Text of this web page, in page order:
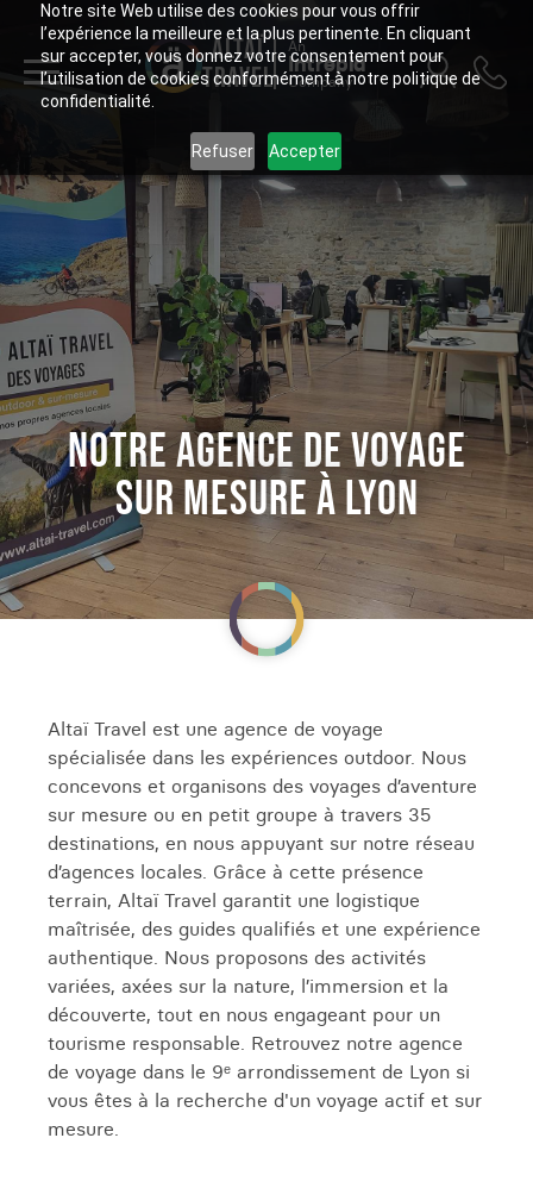
Notre site Web utilise des cookies pour vous offrir
l’expérience la meilleure et la plus pertinente. En cliquant
sur accepter, vous donnez votre consentement pour
l’utilisation de cookies conformément à notre politique de
confidentialité.
Refuser Accepter
ALTAÏ
TRAVEL
An
Intrepid
Company
NOTRE AGENCE DE VOYAGE
SUR MESURE À LYON
Altaï Travel est une agence de voyage
spécialisée dans les expériences outdoor. Nous
concevons et organisons des voyages d’aventure
sur mesure ou en petit groupe à travers 35
destinations, en nous appuyant sur notre réseau
d’agences locales. Grâce à cette présence
terrain, Altaï Travel garantit une logistique
maîtrisée, des guides qualifiés et une expérience
authentique. Nous proposons des activités
variées, axées sur la nature, l’immersion et la
découverte, tout en nous engageant pour un
tourisme responsable. Retrouvez notre agence
de voyage dans le 9ᵉ arrondissement de Lyon si
vous êtes à la recherche d'un voyage actif et sur
mesure.